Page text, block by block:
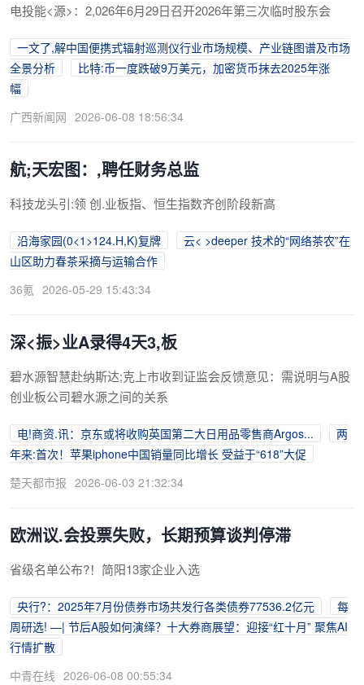
电投能<源>：2,026年6月29日召开2026年第三次临时股东会
一文了,解中国便携式辐射巡测仪行业市场规模、产业链图谱及市场
全景分析
比特:币一度跌破9万美元，加密货币抹去2025年涨
幅
广西新闻网 2026-06-08 18:56:34
航;天宏图：,聘任财务总监
科技龙头引:领 创.业板指、恒生指数齐创阶段新高
沿海家园(0<1>124.H,K)复牌
云< >deeper 技术的“网络茶农”在
山区助力春茶采摘与运输合作
36氪 2026-05-29 15:43:34
深<振>业A录得4天3,板
碧水源智慧赴纳斯达;克上市收到证监会反馈意见：需说明与A股
创业板公司碧水源之间的关系
电!商资.讯：京东或将收购英国第二大日用品零售商Argos...
两
年来:首次！苹果iphone中国销量同比增长 受益于“618”大促
楚天都市报 2026-06-03 21:32:34
欧洲议.会投票失败，长期预算谈判停滞
省级名单公布?！简阳13家企业入选
央行?：2025年7月份债券市场共发行各类债券77536.2亿元
每
周研选! —| 节后A股如何演绎？十大券商展望：迎接“红十月” 聚焦AI
行情扩散
中青在线 2026-06-08 00:55:34